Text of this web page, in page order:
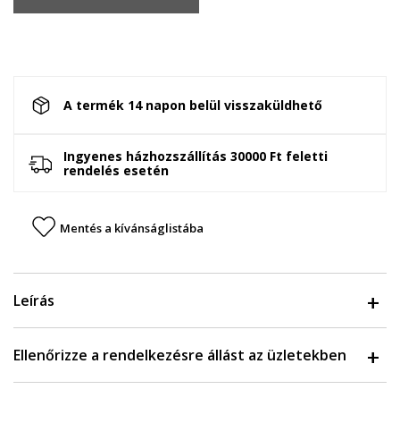
A termék 14 napon belül visszaküldhető
Ingyenes házhozszállítás 30000 Ft feletti
rendelés esetén
Mentés a kívánságlistába
Leírás
Ellenőrizze a rendelkezésre állást az üzletekben